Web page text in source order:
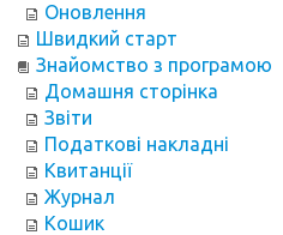
Оновлення
Швидкий старт
Знайомство з програмою
Домашня сторінка
Звіти
Податкові накладні
Квитанції
Журнал
Кошик